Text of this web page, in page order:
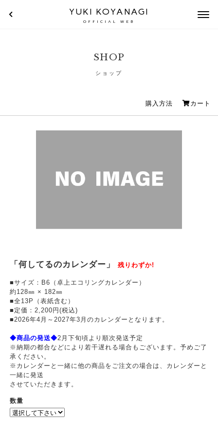
YUKI KOYANAGI
OFFICIAL WEB
SHOP
ショップ
購入方法 カート
「何してるのカレンダー」 残りわずか!
■サイズ：B6（卓上エコリングカレンダー）
約128㎜ × 182㎜
■全13P（表紙含む）
■定価：2,200円(税込)
■2026年4月～2027年3月のカレンダーとなります。
◆商品の発送◆2月下旬頃より順次発送予定
※納期の都合などにより若干遅れる場合もございます。予めご了
承ください。
※カレンダーと一緒に他の商品をご注文の場合は、カレンダーと
一緒に発送
させていただきます。
数量